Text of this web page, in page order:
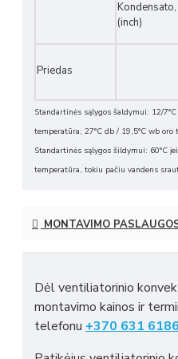
(inch)
Priedas
Standartinės sąlygos šaldymui: 12/
temperatūra; 27°C db / 19,5°C wb
Standartinės sąlygos šildymui: 60°C
temperatūra, tokiu pačiu vandens
MONTAVIMO
Dėl ventiliatorinio
montavimo kainos ir
telefonu +370 631